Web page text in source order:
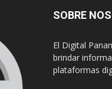
SOBRE
El Digital
brindar
plataformas